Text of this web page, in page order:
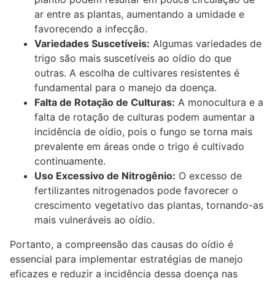
ar entre as plantas, aumentando a umidade e
favorecendo a infecção.
Variedades Suscetíveis: Algumas variedades de
trigo são mais suscetíveis ao oídio do que
outras. A escolha de cultivares resistentes é
fundamental para o manejo da doença.
Falta de Rotação de Culturas: A monocultura e a
falta de rotação de culturas podem aumentar a
incidência de oídio, pois o fungo se torna mais
prevalente em áreas onde o trigo é cultivado
continuamente.
Uso Excessivo de Nitrogênio: O excesso de
fertilizantes nitrogenados pode favorecer o
crescimento vegetativo das plantas, tornando-as
mais vulneráveis ao oídio.
Portanto, a compreensão das causas do oídio é
essencial para implementar estratégias de manejo
eficazes e reduzir a incidência dessa doença nas